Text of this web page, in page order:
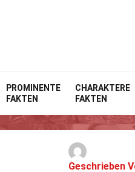
PROMINENTE
FAKTEN
CHARAKTERE
FAKTEN
Geschrieben